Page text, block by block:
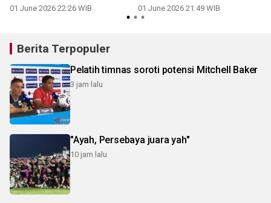
01 June 2026 22:26 WIB 01 June 2026 21:49 WIB
Berita Terpopuler
Pelatih timnas soroti potensi Mitchell Baker
3 jam lalu
"Ayah, Persebaya juara yah"
10 jam lalu